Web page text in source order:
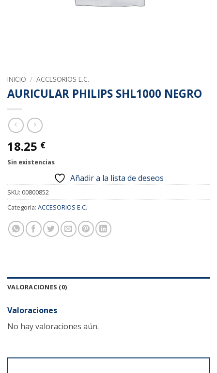
INICIO / ACCESORIOS E.C.
AURICULAR PHILIPS SHL1000 NEGRO
18.25 €
Sin existencias
Añadir a la lista de deseos
SKU: 00800852
Categoría: ACCESORIOS E.C.
VALORACIONES (0)
Valoraciones
No hay valoraciones aún.